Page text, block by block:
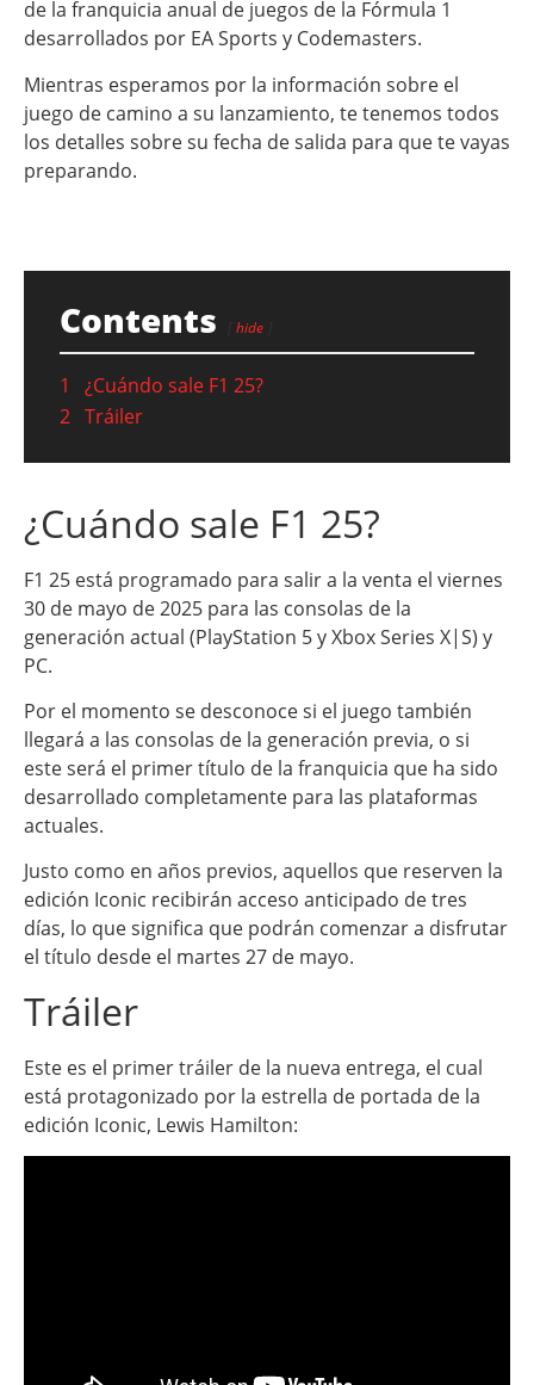
de la franquicia anual de juegos de la Fórmula 1
desarrollados por EA Sports y Codemasters.
Mientras esperamos por la información sobre el
juego de camino a su lanzamiento, te tenemos todos
los detalles sobre su fecha de salida para que te vayas
preparando.
Contents hide
1
¿Cuándo sale F1 25?
2 Tráiler
¿Cuándo sale F1 25?
F1 25 está programado para salir a la venta el viernes
30 de mayo de 2025 para las consolas de la
generación actual (PlayStation 5 y Xbox Series X|S) y
PC.
Por el momento se desconoce si el juego también
llegará a las consolas de la generación previa, o si
este será el primer título de la franquicia que ha sido
desarrollado completamente para las plataformas
actuales.
Justo como en años previos, aquellos que reserven la
edición Iconic recibirán acceso anticipado de tres
días, lo que significa que podrán comenzar a disfrutar
el título desde el martes 27 de mayo.
Tráiler
Este es el primer tráiler de la nueva entrega, el cual
está protagonizado por la estrella de portada de la
edición Iconic, Lewis Hamilton: